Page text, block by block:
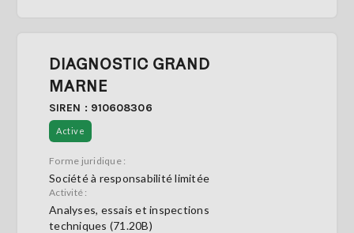
DIAGNOSTIC GRAND
MARNE
SIREN : 910608306
Active
Forme juridique :
Société à responsabilité limitée
Activité :
Analyses, essais et inspections
techniques (71.20B)